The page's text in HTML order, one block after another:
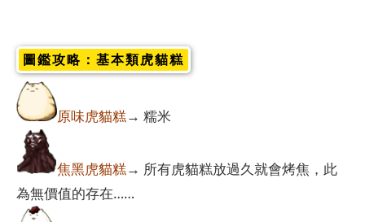
圖鑑攻略：基本類虎貓糕
原味虎貓糕→ 糯米
焦黑虎貓糕→ 所有虎貓糕放過久就會烤焦，此
為無價值的存在……